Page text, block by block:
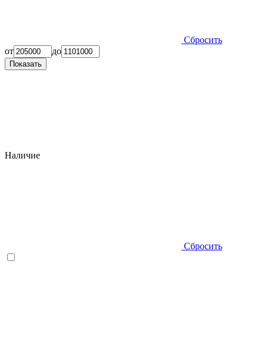
Сбросить
от
до
Показать
Наличие
Сбросить